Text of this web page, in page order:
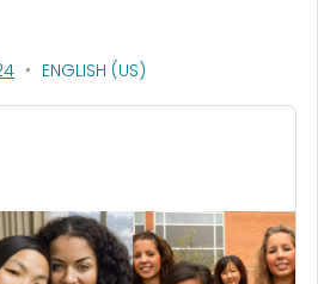
, VISIT LINK FOR DETAILS.
ENGLISH (US)